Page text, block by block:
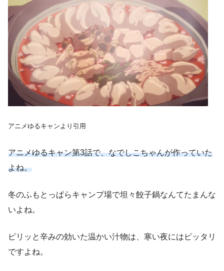
アニメゆるキャンより引用
アニメゆるキャン第3話で、なでしこちゃんが作っていた
よね。
冬のふもとっぱらキャンプ場で坦々餃子鍋なんてたまんな
いよね。
ピリッと辛みの効いた温かい汁物は、寒い夜にはピッタリ
ですよね。